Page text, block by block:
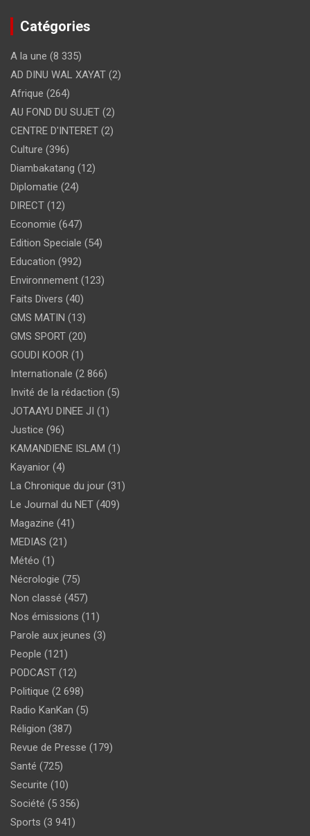
Catégories
A la une (8 335)
AD DINU WAL XAYAT (2)
Afrique (264)
AU FOND DU SUJET (2)
CENTRE D'INTERET (2)
Culture (396)
Diambakatang (12)
Diplomatie (24)
DIRECT (12)
Economie (647)
Edition Speciale (54)
Education (992)
Environnement (123)
Faits Divers (40)
GMS MATIN (13)
GMS SPORT (20)
GOUDI KOOR (1)
Internationale (2 866)
Invité de la rédaction (5)
JOTAAYU DINEE JI (1)
Justice (96)
KAMANDIENE ISLAM (1)
Kayanior (4)
La Chronique du jour (31)
Le Journal du NET (409)
Magazine (41)
MEDIAS (21)
Météo (1)
Nécrologie (75)
Non classé (457)
Nos émissions (11)
Parole aux jeunes (3)
People (121)
PODCAST (12)
Politique (2 698)
Radio KanKan (5)
Réligion (387)
Revue de Presse (179)
Santé (725)
Securite (10)
Société (5 356)
Sports (3 941)